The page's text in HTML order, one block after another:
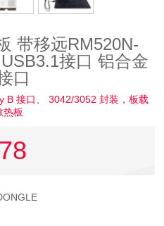
带移远RM520N-
接口 铝合金
口
B 接口、 3042/3052 封装，板载
热板